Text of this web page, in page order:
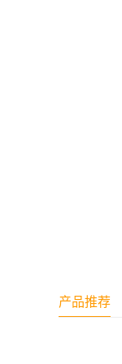
产品推荐